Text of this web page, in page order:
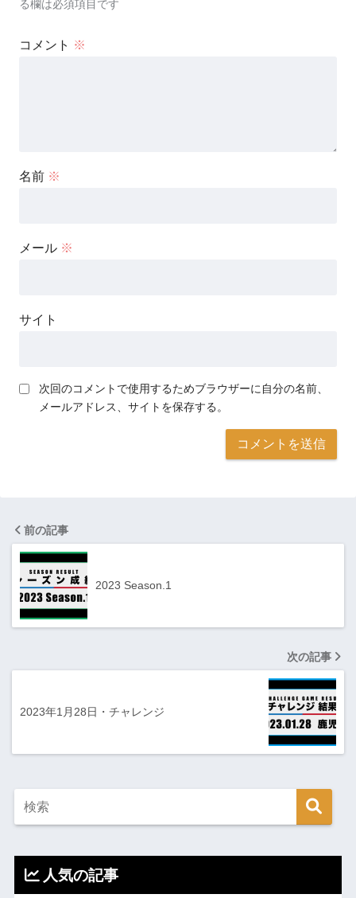
る欄は必須項目です
コメント ※
名前 ※
メール ※
サイト
次回のコメントで使用するためブラウザーに自分の名前、
メールアドレス、サイトを保存する。
前の記事
2023 Season.1
次の記事
2023年1月28日・チャレンジ
人気の記事